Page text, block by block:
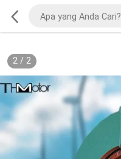
2/ 2